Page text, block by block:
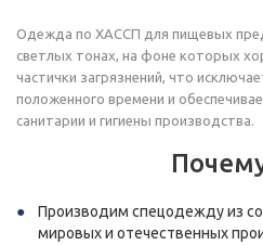
Одежда по ХАССП для пищевых
светлых тонах, на фоне которых
частички загрязнений, что
положенного времени и
санитарии и гигиены производства.
Производим спецодежду из
мировых и отечественных